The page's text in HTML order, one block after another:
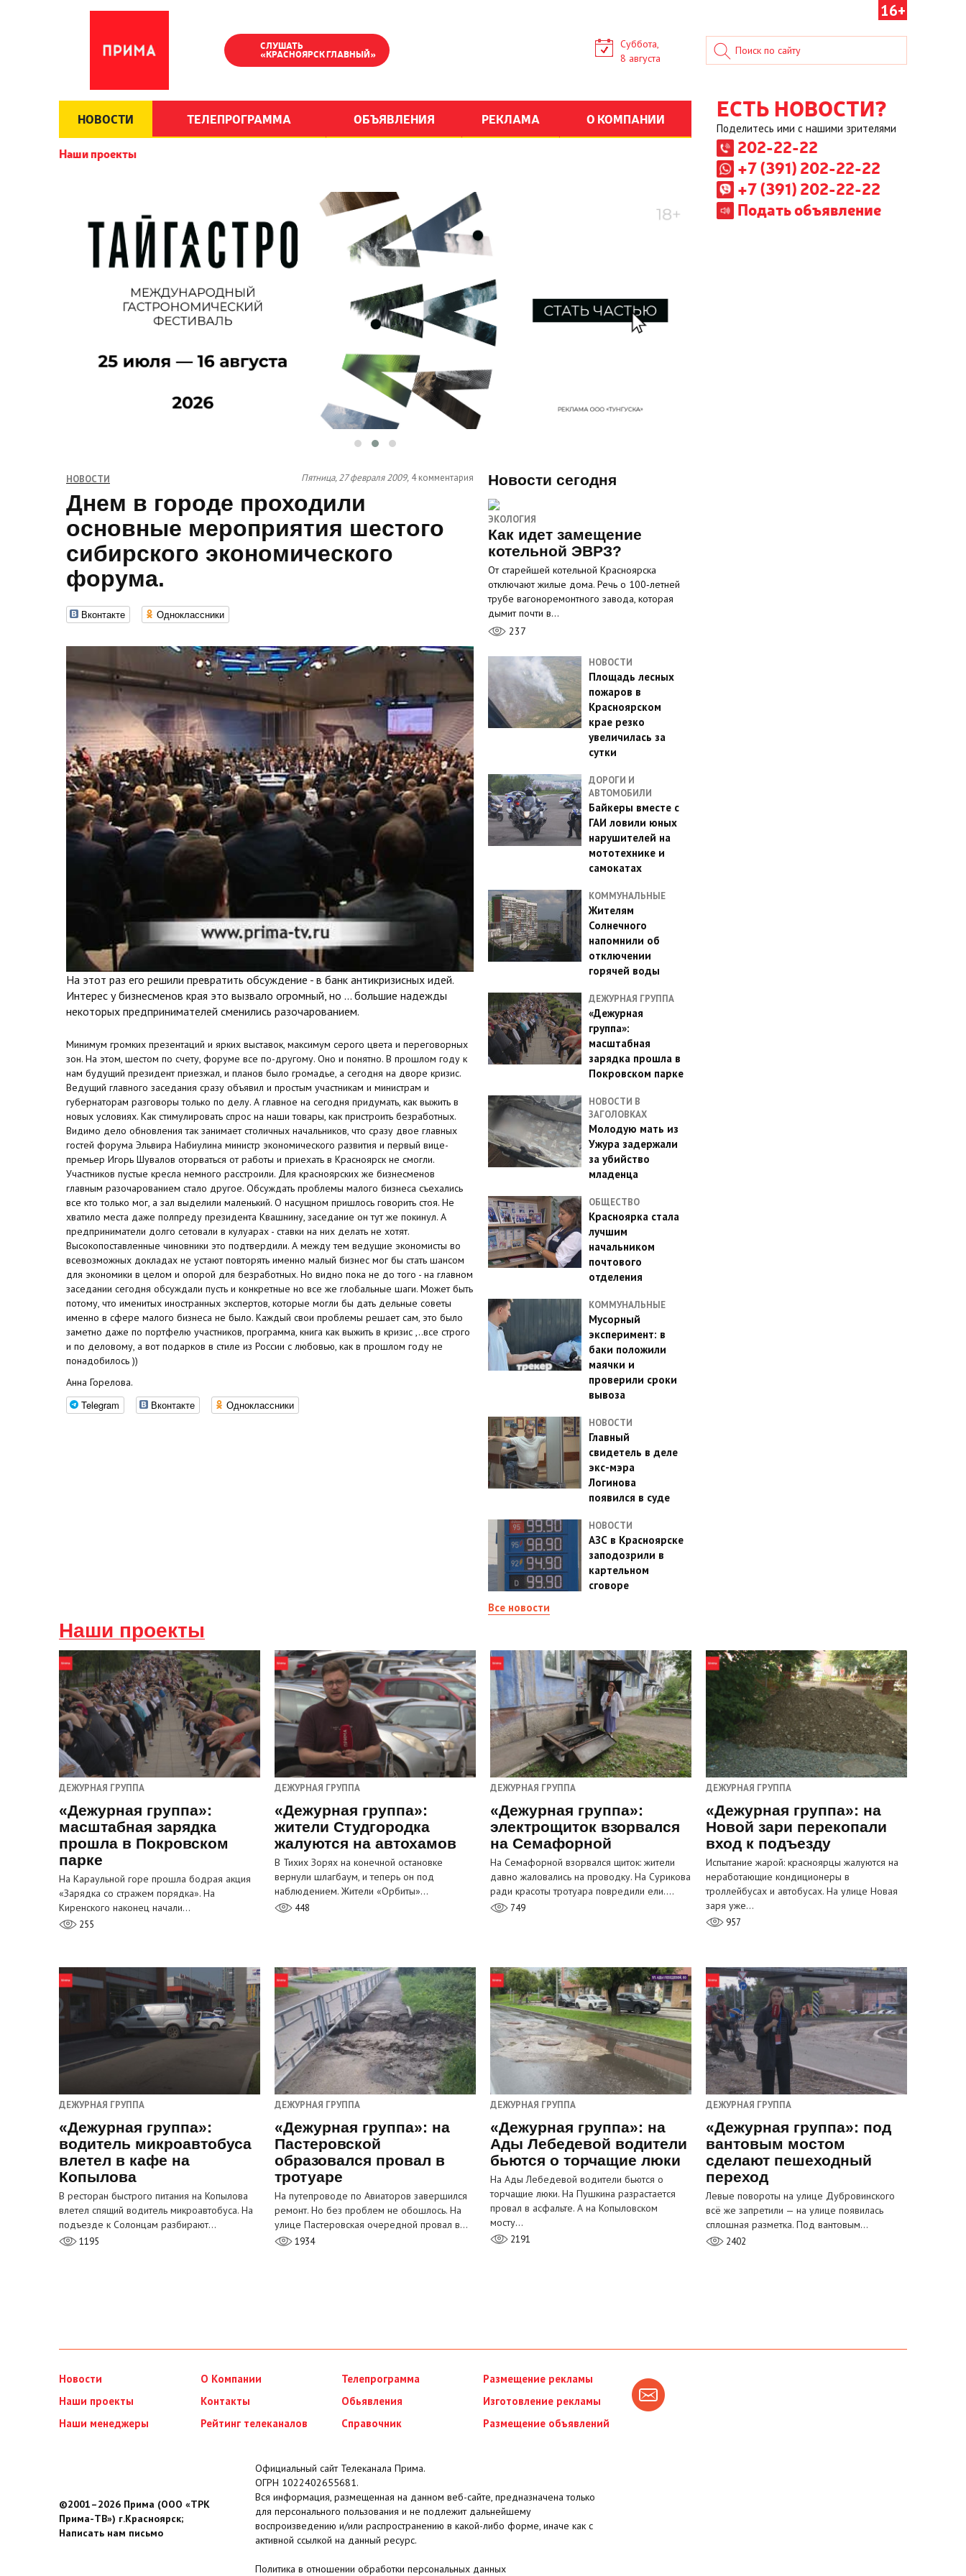
16+
СЛУШАТЬ
«КРАСНОЯРСК ГЛАВНЫЙ»
Суббота,
8 августа
НОВОСТИ ТЕЛЕПРОГРАММА ОБЪЯВЛЕНИЯ РЕКЛАМА О КОМПАНИИ
Наши проекты
ЕСТЬ НОВОСТИ?
Поделитесь ими с нашими зрителями
202-22-22
+7 (391) 202-22-22
+7 (391) 202-22-22
Подать объявление
НОВОСТИ Пятница, 27 февраля 2009, 4 комментария
Днем в городе проходили
основные мероприятия шестого
сибирского экономического
форума.
Вконтакте Одноклассники
На этот раз его решили превратить обсуждение - в банк антикризисных идей.
Интерес у бизнесменов края это вызвало огромный, но ... большие надежды
некоторых предпринимателей сменились разочарованием.
Минимум громких презентаций и ярких выставок, максимум серого цвета и переговорных
зон. На этом, шестом по счету, форуме все по-другому. Оно и понятно. В прошлом году к
нам будущий президент приезжал, и планов было громадье, а сегодня на дворе кризис.
Ведущий главного заседания сразу объявил и простым участникам и министрам и
губернаторам разговоры только по делу. А главное на сегодня придумать, как выжить в
новых условиях. Как стимулировать спрос на наши товары, как пристроить безработных.
Видимо дело обновления так занимает столичных начальников, что сразу двое главных
гостей форума Эльвира Набиулина министр экономического развития и первый вице-
премьер Игорь Шувалов оторваться от работы и приехать в Красноярск не смогли.
Участников пустые кресла немного расстроили. Для красноярских же бизнесменов
главным разочарованием стало другое. Обсуждать проблемы малого бизнеса съехались
все кто только мог, а зал выделили маленький. О насущном пришлось говорить стоя. Не
хватило места даже полпреду президента Квашнину, заседание он тут же покинул. А
предприниматели долго сетовали в кулуарах - ставки на них делать не хотят.
Высокопоставленные чиновники это подтвердили. А между тем ведущие экономисты во
всевозможных докладах не устают повторять именно малый бизнес мог бы стать шансом
для экономики в целом и опорой для безработных. Но видно пока не до того - на главном
заседании сегодня обсуждали пусть и конкретные но все же глобальные шаги. Может быть
потому, что именитых иностранных экспертов, которые могли бы дать дельные советы
именно в сфере малого бизнеса не было. Каждый свои проблемы решает сам, это было
заметно даже по портфелю участников, программа, книга как выжить в кризис ,..все строго
и по деловому, а вот подарков в стиле из России с любовью, как в прошлом году не
понадобилось ))
Анна Горелова.
Telegram Вконтакте Одноклассники
Новости сегодня
ЭКОЛОГИЯ
Как идет замещение
котельной ЭВРЗ?
От старейшей котельной Красноярска
отключают жилые дома. Речь о 100‑летней
трубе вагоноремонтного завода, которая
дымит почти в…
237
НОВОСТИ
Площадь лесных
пожаров в
Красноярском
крае резко
увеличилась за
сутки
ДОРОГИ И
АВТОМОБИЛИ
Байкеры вместе с
ГАИ ловили юных
нарушителей на
мототехнике и
самокатах
КОММУНАЛЬНЫЕ
Жителям
Солнечного
напомнили об
отключении
горячей воды
ДЕЖУРНАЯ ГРУППА
«Дежурная
группа»:
масштабная
зарядка прошла в
Покровском парке
НОВОСТИ В
ЗАГОЛОВКАХ
Молодую мать из
Ужура задержали
за убийство
младенца
ОБЩЕСТВО
Красноярка стала
лучшим
начальником
почтового
отделения
КОММУНАЛЬНЫЕ
Мусорный
эксперимент: в
баки положили
маячки и
проверили сроки
вывоза
НОВОСТИ
Главный
свидетель в деле
экс-мэра
Логинова
появился в суде
НОВОСТИ
АЗС в Красноярске
заподозрили в
картельном
сговоре
Все новости
Наши проекты
ДЕЖУРНАЯ ГРУППА
«Дежурная группа»:
масштабная зарядка
прошла в Покровском
парке
На Караульной горе прошла бодрая акция
«Зарядка со стражем порядка». На
Киренского наконец начали…
255
ДЕЖУРНАЯ ГРУППА
«Дежурная группа»:
жители Студгородка
жалуются на автохамов
В Тихих Зорях на конечной остановке
вернули шлагбаум, и теперь он под
наблюдением. Жители «Орбиты»…
448
ДЕЖУРНАЯ ГРУППА
«Дежурная группа»:
электрощиток взорвался
на Семафорной
На Семафорной взорвался щиток: жители
давно жаловались на проводку. На Сурикова
ради красоты тротуара повредили ели.…
749
ДЕЖУРНАЯ ГРУППА
«Дежурная группа»: на
Новой зари перекопали
вход к подъезду
Испытание жарой: красноярцы жалуются на
неработающие кондиционеры в
троллейбусах и автобусах. На улице Новая
заря уже…
957
ДЕЖУРНАЯ ГРУППА
«Дежурная группа»:
водитель микроавтобуса
влетел в кафе на
Копылова
В ресторан быстрого питания на Копылова
влетел спящий водитель микроавтобуса. На
подъезде к Солонцам разбирают…
1195
ДЕЖУРНАЯ ГРУППА
«Дежурная группа»: на
Пастеровской
образовался провал в
тротуаре
На путепроводе по Авиаторов завершился
ремонт. Но без проблем не обошлось. На
улице Пастеровская очередной провал в…
1934
ДЕЖУРНАЯ ГРУППА
«Дежурная группа»: на
Ады Лебедевой водители
бьются о торчащие люки
На Ады Лебедевой водители бьются о
торчащие люки. На Пушкина разрастается
провал в асфальте. А на Копыловском
мосту…
2191
ДЕЖУРНАЯ ГРУППА
«Дежурная группа»: под
вантовым мостом
сделают пешеходный
переход
Левые повороты на улице Дубровинского
всё же запретили — на улице появилась
сплошная разметка. Под вантовым…
2402
Новости
Наши проекты
Наши менеджеры
О Компании
Контакты
Рейтинг телеканалов
Телепрограмма
Обьявления
Справочник
Размещение рекламы
Изготовление рекламы
Размещение объявлений
©2001–2026 Прима (ООО «ТРК
Прима-ТВ») г.Красноярск;
Написать нам письмо
Официальный сайт Телеканала Прима.
ОГРН 1022402655681.
Вся информация, размещенная на данном веб-сайте, предназначена только
для персонального пользования и не подлежит дальнейшему
воспроизведению и/или распространению в какой-либо форме, иначе как с
активной ссылкой на данный ресурс.
Политика в отношении обработки персональных данных